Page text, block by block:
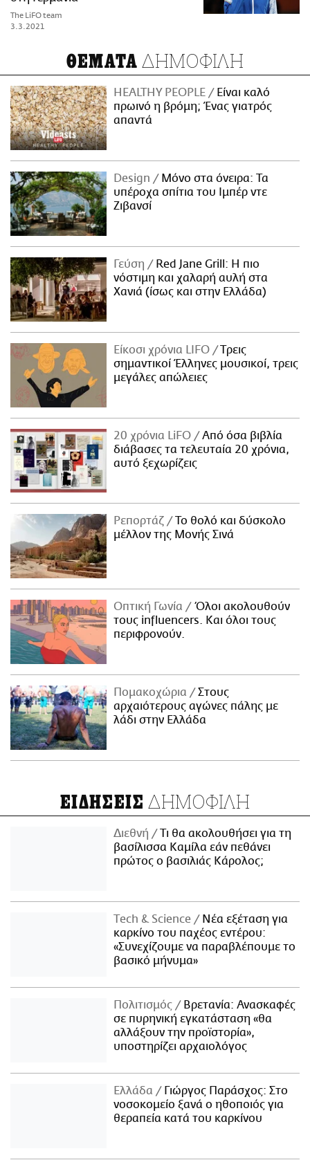
The LiFO team
3.3.2021
ΘΕΜΑΤΑ ΔΗΜΟΦΙΛΗ
HEALTHY PEOPLE
Είναι καλό
πρωινό η βρόμη; Ένας γιατρός
απαντά
Design
Μόνο στα όνειρα: Τα
υπέροχα σπίτια του Ιμπέρ ντε
Ζιβανσί
Γεύση
Red Jane Grill: Η πιο
νόστιμη και χαλαρή αυλή στα
Χανιά (ίσως και στην Ελλάδα)
Είκοσι χρόνια LIFO
Tρεις
σημαντικοί Έλληνες μουσικοί, τρεις
μεγάλες απώλειες
20 χρόνια LiFO
Από όσα βιβλία
διάβασες τα τελευταία 20 χρόνια,
αυτό ξεχωρίζεις
Ρεπορτάζ
Το θολό και δύσκολο
μέλλον της Μονής Σινά
Οπτική Γωνία
Όλοι ακολουθούν
τους influencers. Και όλοι τους
περιφρονούν.
Πομακοχώρια
Στους
αρχαιότερους αγώνες πάλης με
λάδι στην Ελλάδα
ΕΙΔΗΣΕΙΣ ΔΗΜΟΦΙΛΗ
Διεθνή
Τι θα ακολουθήσει για τη
βασίλισσα Καμίλα εάν πεθάνει
πρώτος ο βασιλιάς Κάρολος;
Τech & Science
Νέα εξέταση για
καρκίνο του παχέος εντέρου:
«Συνεχίζουμε να παραβλέπουμε το
βασικό μήνυμα»
Πολιτισμός
Βρετανία: Ανασκαφές
σε πυρηνική εγκατάσταση «θα
αλλάξουν την προϊστορία»,
υποστηρίζει αρχαιολόγος
Ελλάδα
Γιώργος Παράσχος: Στο
νοσοκομείο ξανά ο ηθοποιός για
θεραπεία κατά του καρκίνου